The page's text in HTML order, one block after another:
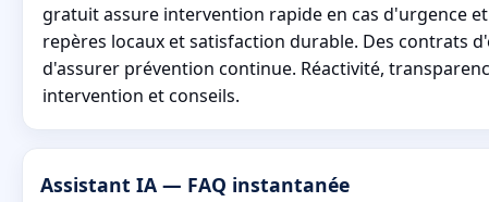
gratuit assure intervention rapide en cas d'urgence
repères locaux et satisfaction durable. Des contrats
d'assurer prévention continue. Réactivité,
intervention et conseils.
Assistant IA — FAQ instantanée